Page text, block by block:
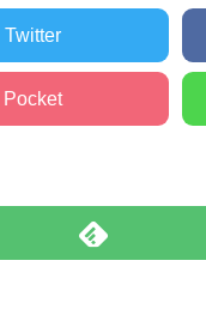
Twitter
Pocket